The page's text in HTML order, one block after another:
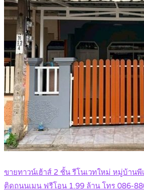
ขายทาวน์เฮ้าส์ 2 ชั้น รีโนเวทใหม่ หมู่บ้านพี
ติดถนนเมน ฟรีโอน 1.99 ล้าน โทร 086-